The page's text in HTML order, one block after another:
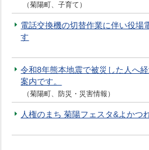
（菊陽町、子育て）
電話交換機の切替作業に伴い役場
す
令和8年熊本地震で被災した人へ
案内です。
（菊陽町、防災・災害情報）
人権のまち 菊陽フェスタ&よかつ